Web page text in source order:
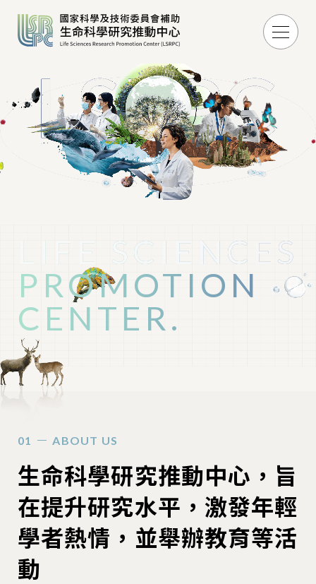
LIFE SCIENCES
PROMOTION
CENTER.
ABOUT US
生命科學研究推動中心，旨
在提升研究水平，激發年輕
學者熱情，並舉辦教育等活
動